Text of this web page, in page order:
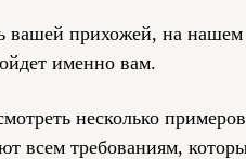
прихожей, на нашем
именно вам.
несколько
всем требованиям,